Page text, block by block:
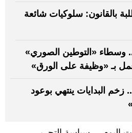
بالقانون: سلوكيات شائعة
درهم.. وسطاء «التوطين الصوري»
بـ «وظيفة على الورق»
زخم البدايات ينتهي بوعود